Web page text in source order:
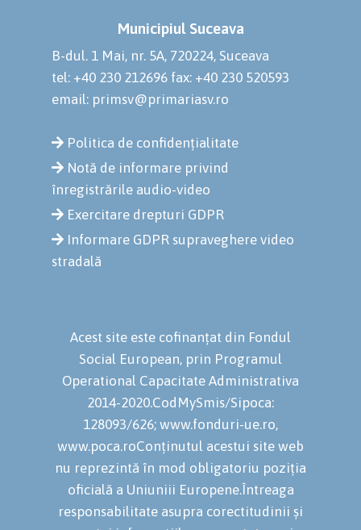
Municipiul Suceava
B-dul. 1 Mai, nr. 5A, 720224, Suceava
tel: +40 230 212696 fax: +40 230 520593
email: primsv@primariasv.ro
Politica de confidențialitate
Notă de informare privind
înregistrările audio-video
Exercitare drepturi GDPR
Informare GDPR supraveghere video
stradală
Acest site este cofinanțat din Fondul
Social European, prin Programul
Operational Capacitate Administrativa
2014-2020.CodMySmis/Sipoca:
128093/626; www.fonduri-ue.ro,
www.poca.roConținutul acestui site web
nu reprezintă în mod obligatoriu poziția
oficială a Uniuniii Europene.Întreaga
responsabilitate asupra corectitudinii și